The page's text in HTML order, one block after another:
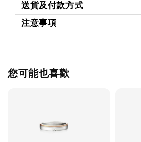
送貨及付款方式
注意事項
您可能也喜歡